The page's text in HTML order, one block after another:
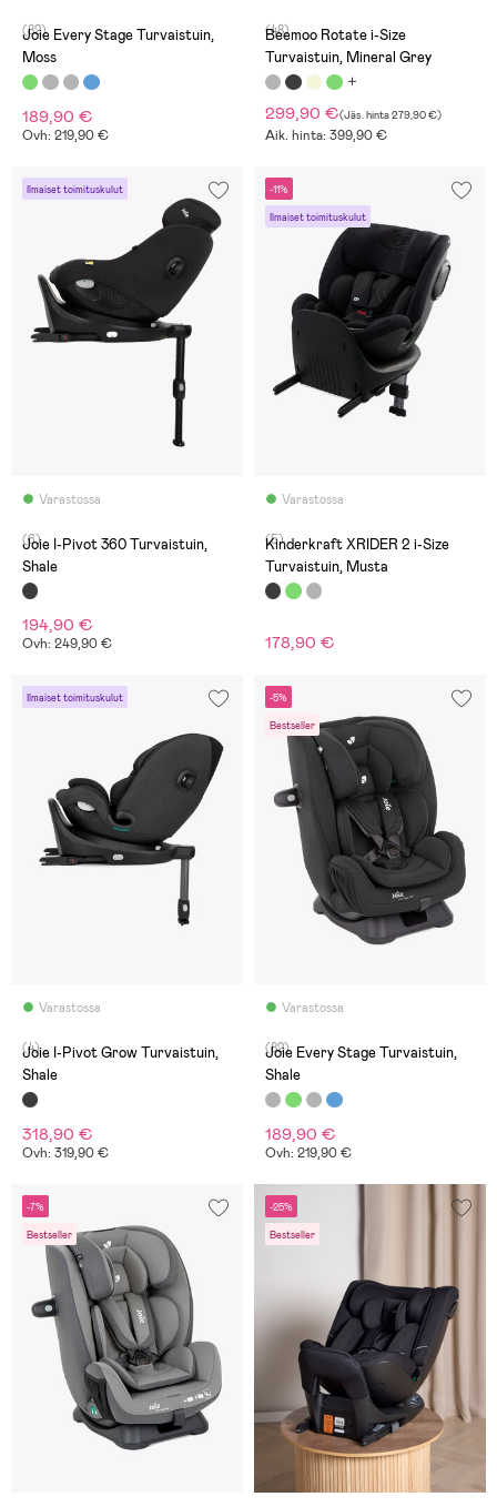
(82)
Joie Every Stage Turvaistuin,
Moss
189,90 €
Ovh: 219,90 €
(48)
Beemoo Rotate i-Size
Turvaistuin, Mineral Grey
299,90 €(Jäs. hinta279,90 €)
Aik. hinta: 399,90 €
Ilmaiset toimituskulut
Varastossa
(6)
Joie I-Pivot 360 Turvaistuin,
Shale
194,90 €
Ovh: 249,90 €
-11%
Ilmaiset toimituskulut
Varastossa
(5)
Kinderkraft XRIDER 2 i-Size
Turvaistuin, Musta
178,90 €
Ilmaiset toimituskulut
Varastossa
(4)
Joie I-Pivot Grow Turvaistuin,
Shale
318,90 €
Ovh: 319,90 €
-5%
Bestseller
Varastossa
(82)
Joie Every Stage Turvaistuin,
Shale
189,90 €
Ovh: 219,90 €
-7%
Bestseller
-25%
Bestseller